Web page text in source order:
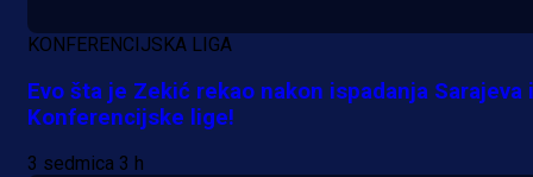
KONFERENCIJSKA LIGA
Evo šta je Zekić rekao nakon ispadanja Sarajeva
Konferencijske lige!
3 sedmica 3 h